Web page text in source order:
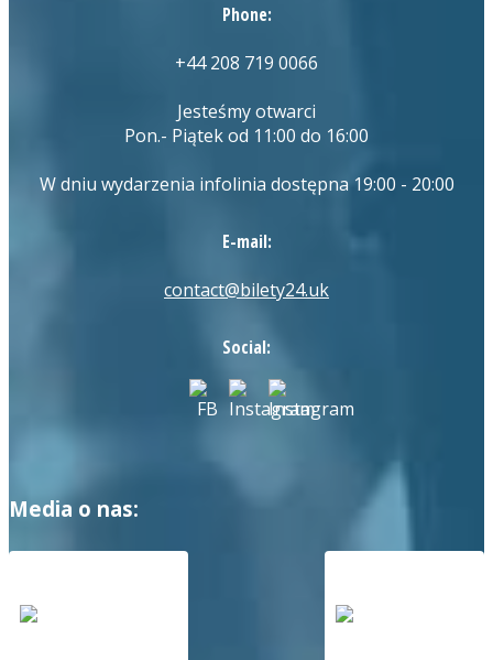
Phone:
+44 208 719 0066
Jesteśmy otwarci
Pon.- Piątek od 11:00 do 16:00
W dniu wydarzenia infolinia dostępna 19:00 - 20:00
E-mail:
contact@bilety24.uk
Social:
Media o nas: